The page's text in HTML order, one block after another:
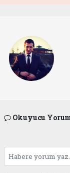
Okuyucu